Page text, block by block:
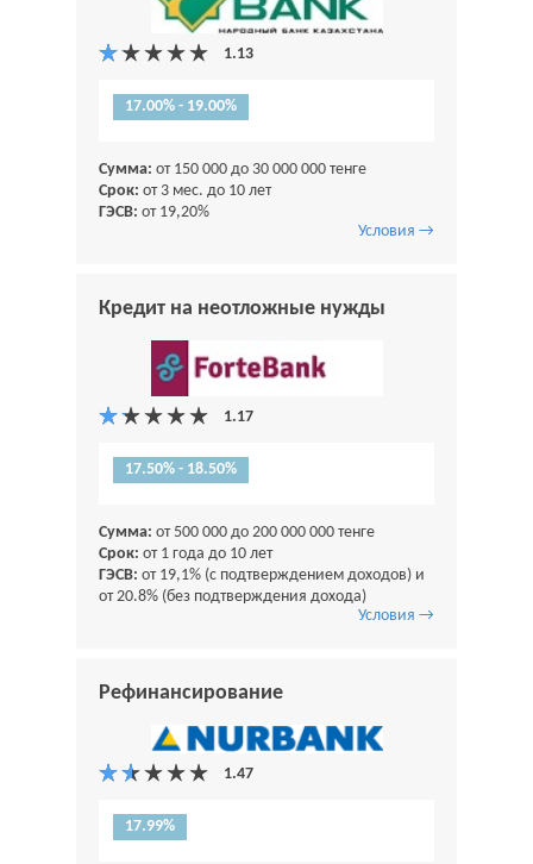
17.00% - 19.00%
Сумма: от 150 000 до 30 000 000 тенге
Срок: от 3 мес. до 10 лет
ГЭСВ: от 19,20%
Условия →
Кредит на неотложные нужды
17.50% - 18.50%
Сумма: от 500 000 до 200 000 000 тенге
Срок: от 1 года до 10 лет
ГЭСВ: от 19,1% (с подтверждением доходов) и
от 20.8% (без подтверждения дохода)
Условия →
Рефинансирование
17.99%